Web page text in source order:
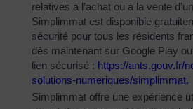
relatives à l’achat ou à la vente
Simplimmat est disponible
sécurité pour tous les résidents
dès maintenant sur Google Play
lien sécurisé : https://ants.gouv.fr/
solutions-numeriques/simplimmat.
Simplimmat offre une expérience